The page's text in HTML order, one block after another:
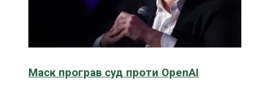
Маск програв суд проти OpenAI